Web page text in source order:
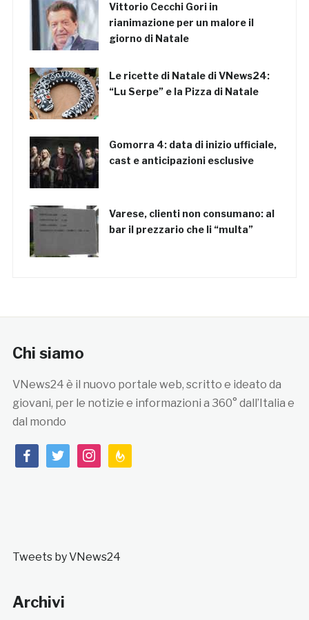
Vittorio Cecchi Gori in
rianimazione per un malore il
giorno di Natale
Le ricette di Natale di VNews24:
“Lu Serpe” e la Pizza di Natale
Gomorra 4: data di inizio ufficiale,
cast e anticipazioni esclusive
Varese, clienti non consumano: al
bar il prezzario che li “multa”
Chi siamo
VNews24 è il nuovo portale web, scritto e ideato da
giovani, per le notizie e informazioni a 360° dall’Italia e
dal mondo
facebooktwitterinstagramfeedburner
Tweets by VNews24
Archivi